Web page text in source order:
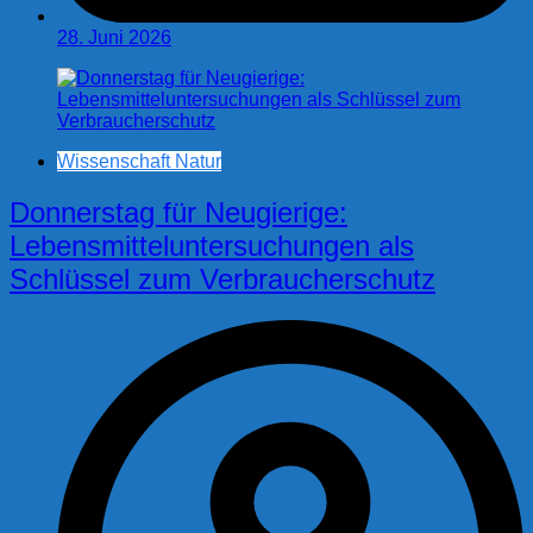
28. Juni 2026
Wissenschaft Natur
Donnerstag für Neugierige:
Lebensmitteluntersuchungen als
Schlüssel zum Verbraucherschutz